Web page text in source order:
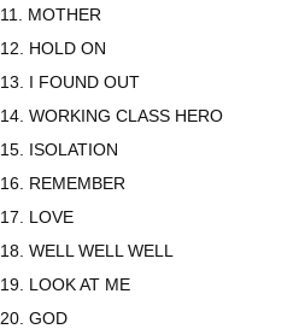
11. MOTHER
12. HOLD ON
13. I FOUND OUT
14. WORKING CLASS HERO
15. ISOLATION
16. REMEMBER
17. LOVE
18. WELL WELL WELL
19. LOOK AT ME
20. GOD